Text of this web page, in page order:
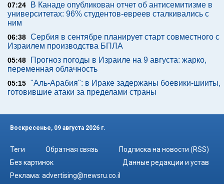
07:24
В Канаде опубликован отчет об антисемитизме в
университетах: 96% студентов-евреев сталкивались с
ним
06:38 Сербия в сентябре планирует старт совместного с
Израилем производства БПЛА
05:48
Прогноз погоды в Израиле на 9 августа: жарко,
переменная облачность
05:15 "Аль-Арабия": в Ираке задержаны боевики-шииты,
готовившие атаки за пределами страны
Воскресенье, 09 августа 2026 г.
Теги Обратная связь
Подписка на новости (RSS)
Без картинок
Данные редакции и устав
Реклама: advertising@newsru.co.il